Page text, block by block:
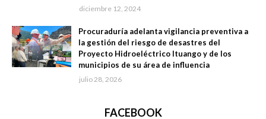
diciembre 12, 2024
Procuraduría adelanta vigilancia preventiva a
la gestión del riesgo de desastres del
Proyecto Hidroeléctrico Ituango y de los
municipios de su área de influencia
julio 28, 2026
FACEBOOK